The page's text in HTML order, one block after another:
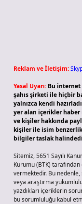
Reklam ve İletişim:
Yasal Uyarı: Bu
şahıs şirketi ile hiçbir
yalnızca kendi
yer alan içerikler
ve kişiler hakkında
kişiler ile isim
bilgiler taslak
Sitemiz, 5651 Sayılı
Kurumu (BTK)
vermektedir. Bu
veya araştırma
yazdıkları içeriklerin
bu sorumluluğu kabul